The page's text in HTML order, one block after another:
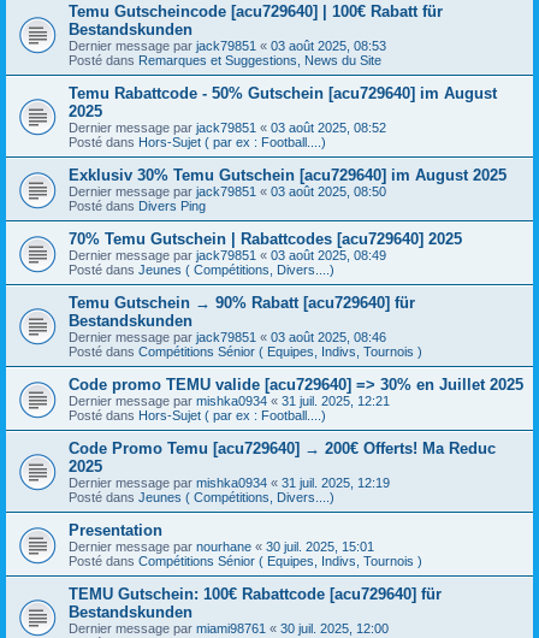
Temu Gutscheincode [acu729640] | 100€ Rabatt für
Bestandskunden
Dernier message par jack79851 « 03 août 2025, 08:53
Posté dans Remarques et Suggestions, News du Site
Temu Rabattcode - 50% Gutschein [acu729640] im August
2025
Dernier message par jack79851 « 03 août 2025, 08:52
Posté dans Hors-Sujet ( par ex : Football....)
Exklusiv 30% Temu Gutschein [acu729640] im August 2025
Dernier message par jack79851 « 03 août 2025, 08:50
Posté dans Divers Ping
70% Temu Gutschein | Rabattcodes [acu729640] 2025
Dernier message par jack79851 « 03 août 2025, 08:49
Posté dans Jeunes ( Compétitions, Divers....)
Temu Gutschein → 90% Rabatt [acu729640] für
Bestandskunden
Dernier message par jack79851 « 03 août 2025, 08:46
Posté dans Compétitions Sénior ( Equipes, Indivs, Tournois )
Code promo TEMU valide [acu729640] => 30% en Juillet 2025
Dernier message par mishka0934 « 31 juil. 2025, 12:21
Posté dans Hors-Sujet ( par ex : Football....)
Code Promo Temu [acu729640] → 200€ Offerts! Ma Reduc
2025
Dernier message par mishka0934 « 31 juil. 2025, 12:19
Posté dans Jeunes ( Compétitions, Divers....)
Presentation
Dernier message par nourhane « 30 juil. 2025, 15:01
Posté dans Compétitions Sénior ( Equipes, Indivs, Tournois )
TEMU Gutschein: 100€ Rabattcode [acu729640] für
Bestandskunden
Dernier message par miami98761 « 30 juil. 2025, 12:00